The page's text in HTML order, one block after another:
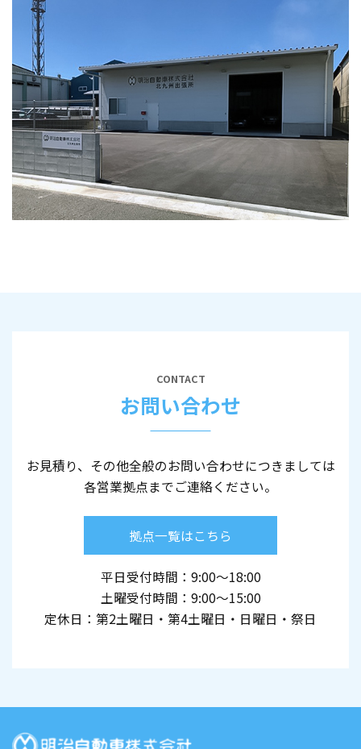
CONTACT
お問い合わせ
お見積り、その他全般のお問い合わせにつきましては
各営業拠点までご連絡ください。
拠点一覧はこちら
平日受付時間：9:00～18:00
土曜受付時間：9:00～15:00
定休日：第2土曜日・第4土曜日・日曜日・祭日